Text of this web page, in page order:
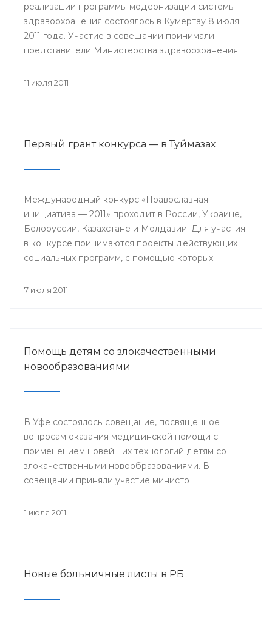
реализации программы модернизации системы
здравоохранения состоялось в Кумертау 8 июля
2011 года. Участие в совещании принимали
представители Министерства здравоохранения
врачи и руководители медицинских учреждений
11 июля 2011
Первый грант конкурса — в Туймазах
Международный конкурс «Православная
инициатива — 2011» проходит в России, Украине,
Белоруссии, Казахстане и Молдавии. Для участия
в конкурсе принимаются проекты действующих
социальных программ, с помощью которых
православных ценностей.
7 июля 2011
Помощь детям со злокачественными
новообразованиями
В Уфе состоялось совещание, посвященное
вопросам оказания медицинской помощи с
применением новейших технологий детям со
злокачественными новообразованиями. В
совещании приняли участие министр
охраны здоровья материнства и детства
1 июля 2011
Новые больничные листы в РБ